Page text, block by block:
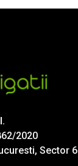
2020
Sector 6